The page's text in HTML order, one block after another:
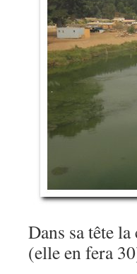
Dans sa tête
(elle en fera